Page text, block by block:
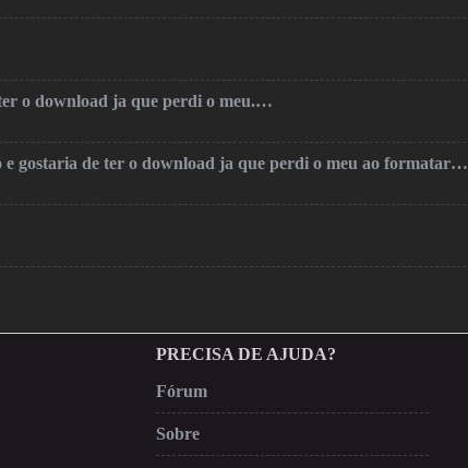
o download ja que perdi o meu.…
e gostaria de ter o download ja que perdi o meu ao formatar…
PRECISA DE AJUDA?
Fórum
Sobre